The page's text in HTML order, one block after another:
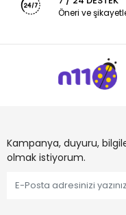
Öneri ve
Kampanya, duyuru,
olmak istiyorum.